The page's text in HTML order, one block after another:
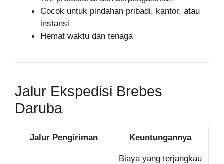
Cocok untuk pindahan pribadi, kantor, atau
instansi
Hemat waktu dan tenaga
Jalur Ekspedisi Brebes
Daruba
Jalur Pengiriman Keuntungannya
Biaya yang terjangkau